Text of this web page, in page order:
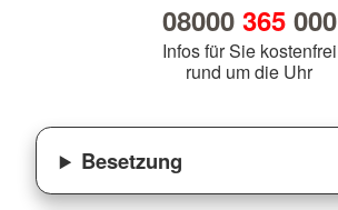
08000 365000
Infos für Sie kostenfrei
rund um die Uhr
Besetzung